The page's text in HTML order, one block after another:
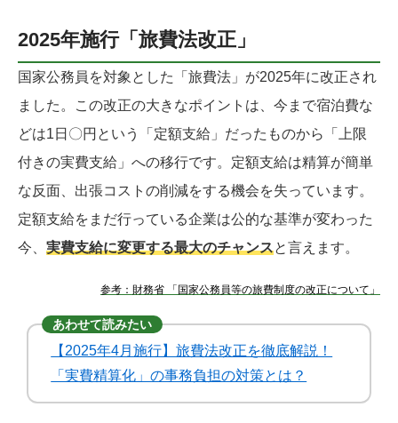
2025年施行「旅費法改正」
国家公務員を対象とした「旅費法」が2025年に改正され
ました。この改正の大きなポイントは、今まで宿泊費な
どは1日〇円という「定額支給」だったものから「上限
付きの実費支給」への移行です。定額支給は精算が簡単
な反面、出張コストの削減をする機会を失っています。
定額支給をまだ行っている企業は公的な基準が変わった
今、 実費支給に変更する最大のチャンスと言えます。
参考：財務省 「国家公務員等の旅費制度の改正について」
あわせて読みたい
【2025年4月施行】旅費法改正を徹底解説！
「実費精算化」の事務負担の対策とは？